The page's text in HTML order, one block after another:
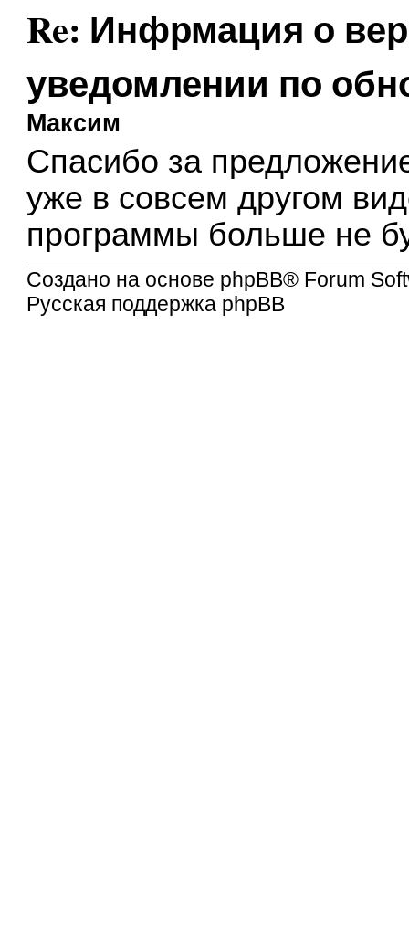
Re: Инфрмация о
уведомлении по
Максим
Спасибо за
уже в совсем другом
программы больше не
Создано на основе phpBB® Forum
Русская поддержка phpBB